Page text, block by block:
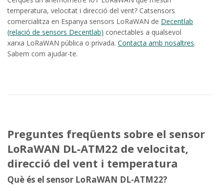
temperatura, velocitat i direcció del vent? Catsensors
comercialitza en Espanya sensors LoRaWAN de Decentlab
(relació de sensors Decentlab) conectables a qualsevol
xarxa LoRaWAN pública o privada. Contacta amb nosaltres.
Sabem com ajudar-te.
Preguntes freqüents sobre el sensor
LoRaWAN DL-ATM22 de velocitat,
direcció del vent i temperatura
Què és el sensor LoRaWAN DL-ATM22?